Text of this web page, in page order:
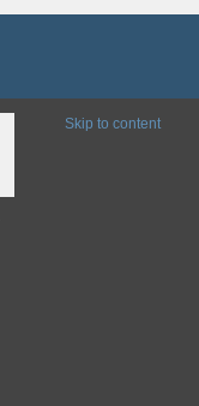
Skip to content